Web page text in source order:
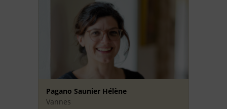
Pagano Saunier Hélène
Vannes